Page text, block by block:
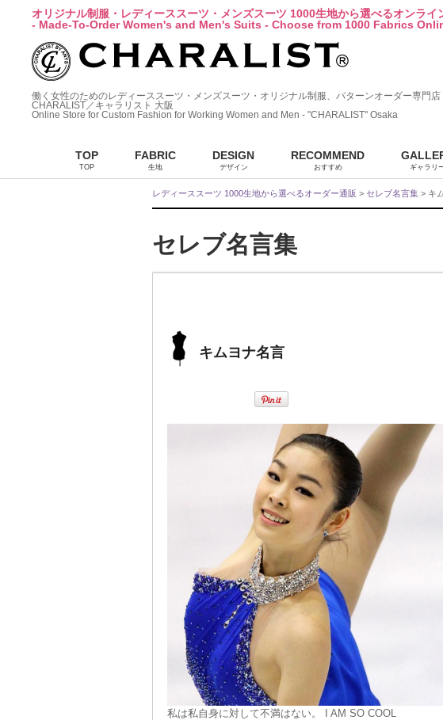
オリジナル制服・レディーススーツ・メンズスーツ 1000生地から選べるオンライ
- Made-To-Order Women's and Men's Suits - Choose from 1000 Fabrics
働く女性のためのレディーススーツ・メンズスーツ・オリジナル制服、パターンオーダー専門店
CHARALIST／キャラリスト 大阪
Online Store for Custom Fashion for Working Women and Men - "CHARALIST" Osaka
TOP
TOP
FABRIC
生地
DESIGN
デザイン
RECOMMEND
おすすめ ギャラリ
レディーススーツ 1000生地から選べるオーダー通販 > セレブ名言集 > キ
セレブ名言集
キムヨナ名言
私は私自身に対して不満はない。 I AM SO COOL